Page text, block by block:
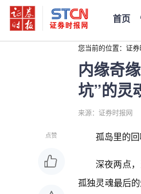
首页
您当前的位置： 证
内缘奇
坑”的灵
来源：证券时报网
点赞 孤岛里的
深夜两点
孤独灵魂最后